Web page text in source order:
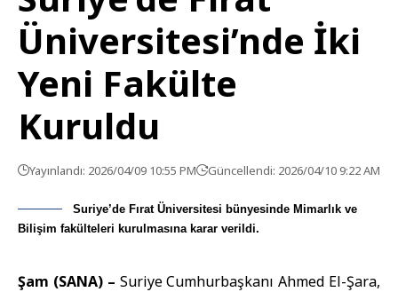
Üniversitesi’nde İki
Yeni Fakülte
Kuruldu
Yayınlandı: 2026/04/09 10:55 PM Güncellendi: 2026/04/10 9:22 AM
Suriye’de Fırat Üniversitesi bünyesinde Mimarlık ve
Bilişim fakülteleri kurulmasına karar verildi.
Şam (SANA) – Suriye CumhurbaşkanıAhmed El-Şara,